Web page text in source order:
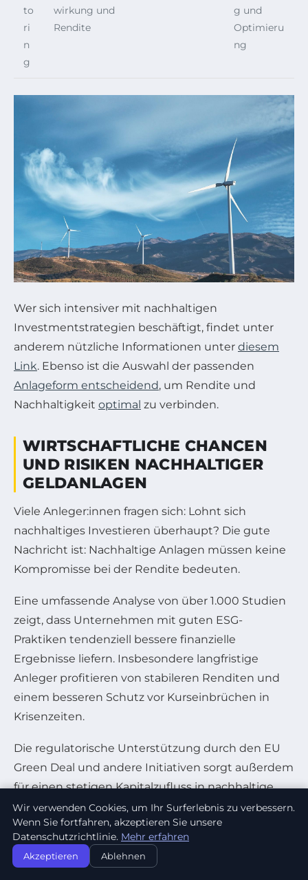
to
ri
n
g
wirkung und
Rendite
g und
Optimieru
ng
Wer sich intensiver mit nachhaltigen
Investmentstrategien beschäftigt, findet unter
anderem nützliche Informationen unter diesem
Link. Ebenso ist die Auswahl der passenden
Anlageform entscheidend, um Rendite und
Nachhaltigkeit optimal zu verbinden.
WIRTSCHAFTLICHE CHANCEN
UND RISIKEN NACHHALTIGER
GELDANLAGEN
Viele Anleger:innen fragen sich: Lohnt sich
nachhaltiges Investieren überhaupt? Die gute
Nachricht ist: Nachhaltige Anlagen müssen keine
Kompromisse bei der Rendite bedeuten.
Eine umfassende Analyse von über 1.000 Studien
zeigt, dass Unternehmen mit guten ESG-
Praktiken tendenziell bessere finanzielle
Ergebnisse liefern. Insbesondere langfristige
Anleger profitieren von stabileren Renditen und
einem besseren Schutz vor Kurseinbrüchen in
Krisenzeiten.
Die regulatorische Unterstützung durch den EU
Green Deal und andere Initiativen sorgt außerdem
für einen stetigen Kapitalzufluss in nachhaltige
Branchen, was Wachstumschancenweiter
verbessert.
Vorteile:
Wir verwenden Cookies, um Ihr Surferlebnis zu verbessern.
Wenn Sie fortfahren, akzeptieren Sie unsere
Datenschutzrichtlinie. Mehr erfahren
Akzeptieren Ablehnen